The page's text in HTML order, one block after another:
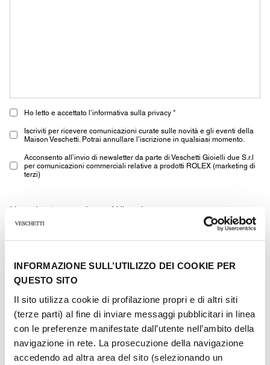
INFORMAZIONE SULL’UTILIZZO DEI COOKIE PER
QUESTO SITO
Il sito utilizza cookie di profilazione propri e di altri siti
(terze parti) al fine di inviare messaggi pubblicitari in linea
con le preferenze manifestate dall’utente nell’ambito della
navigazione in rete. La prosecuzione della navigazione
accedendo ad altra area del sito (selezionando un
Ho letto e accettato l’informativa sulla privacy *
Iscriviti per ricevere comunicazioni curate sulle novità e gli eventi della
Maison Veschetti. Potrai annullare l’iscrizione in qualsiasi momento.
Acconsento all’invio di newsletter da parte di Veschetti Gioielli due S.r.l
per comunicazioni commerciali relative a prodotti ROLEX (marketing di
terzi)
* i campi contrassegnati sono obbligatori
Altri gioielli della stessa